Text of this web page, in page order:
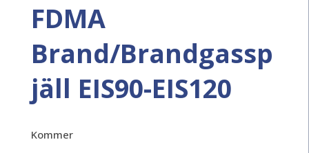
FDMA
Brand/Brandgassp
jäll EIS90-EIS120
Kommer